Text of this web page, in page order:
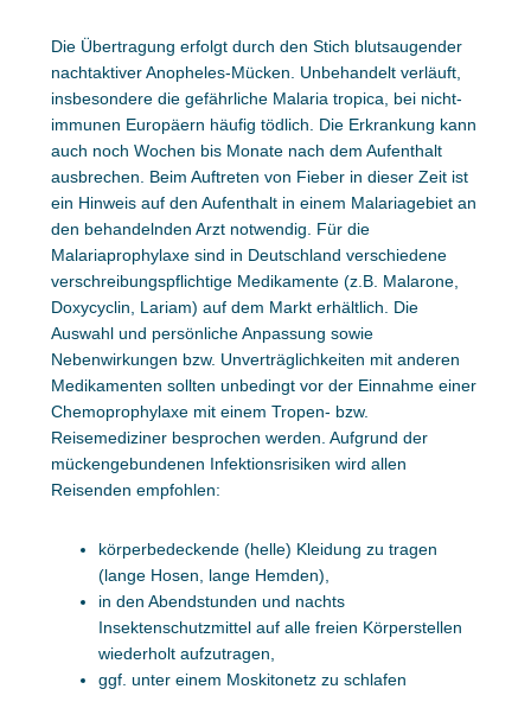
Die Übertragung erfolgt durch den Stich blutsaugender
nachtaktiver Anopheles-Mücken. Unbehandelt verläuft,
insbesondere die gefährliche Malaria tropica, bei nicht-
immunen Europäern häufig tödlich. Die Erkrankung kann
auch noch Wochen bis Monate nach dem Aufenthalt
ausbrechen. Beim Auftreten von Fieber in dieser Zeit ist
ein Hinweis auf den Aufenthalt in einem Malariagebiet an
den behandelnden Arzt notwendig. Für die
Malariaprophylaxe sind in Deutschland verschiedene
verschreibungspflichtige Medikamente (z.B. Malarone,
Doxycyclin, Lariam) auf dem Markt erhältlich. Die
Auswahl und persönliche Anpassung sowie
Nebenwirkungen bzw. Unverträglichkeiten mit anderen
Medikamenten sollten unbedingt vor der Einnahme einer
Chemoprophylaxe mit einem Tropen- bzw.
Reisemediziner besprochen werden. Aufgrund der
mückengebundenen Infektionsrisiken wird allen
Reisenden empfohlen:
körperbedeckende (helle) Kleidung zu tragen
(lange Hosen, lange Hemden),
in den Abendstunden und nachts
Insektenschutzmittel auf alle freien Körperstellen
wiederholt aufzutragen,
ggf. unter einem Moskitonetz zu schlafen